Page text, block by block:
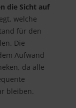
die Sicht auf
welche
für den
Die
Aufwand
da alle
bleiben.